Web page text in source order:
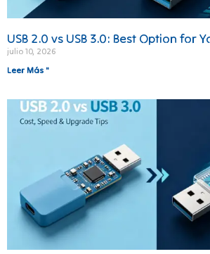
USB 2.0 vs USB 3.0: Best Option for
julio 10, 2026
Leer Más "